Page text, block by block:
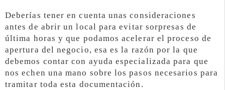
Deberías tener en cuenta unas consideraciones
antes de abrir un local para evitar sorpresas de
última horas y que podamos acelerar el proceso de
apertura del negocio, esa es la razón por la que
debemos contar con ayuda especializada para que
nos echen una mano sobre los pasos necesarios para
tramitar toda esta documentación.